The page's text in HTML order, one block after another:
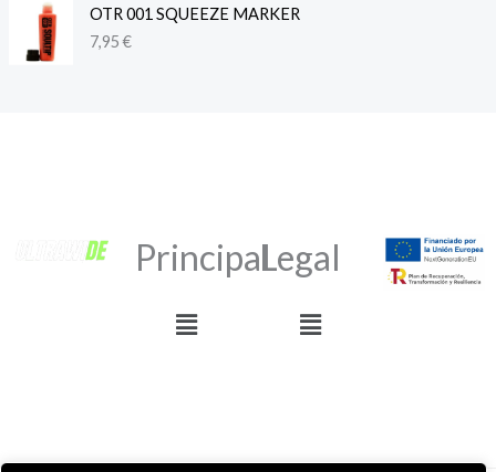
OTR 001 SQUEEZE MARKER
7,95€
Principal
Menú
Legal
Menú